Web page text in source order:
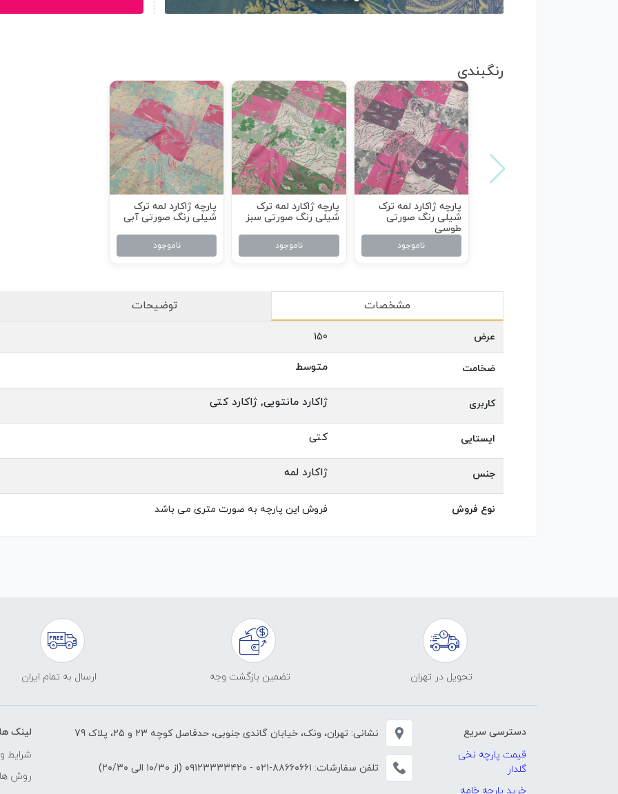
رنگبندی
پارچه ژاکارد لمه ترک
شیلی رنگ صورتی
طوسی
ناموجود
پارچه ژاکارد لمه ترک
شیلی رنگ صورتی سبز
ناموجود
پارچه ژاکارد لمه ترک
شیلی رنگ صورتی آبی
ناموجود
مشخصات توضیحات
عرض 150
ضخامت متوسط
کاربری ژاکارد مانتویی, ژاکارد کتی
ایستایی کتی
جنس ژاکارد لمه
نوع فروش فروش این پارچه به صورت متری می باشد
تحویل در تهران تضمین بازگشت وجه ارسال به تمام ایران
دسترسی سریع
قیمت پارچه نخی
گلدار
خرید پارچه خامه
نشانی: تهران، ونک، خیابان گاندی جنوبی، حدفاصل کوچه 23 و 25، پلاک 79
تلفن سفارشات: ۸۸۶۶۰۶۶۱-۰۲۱ - ۰۹۱۲۳۳۳۳۴۲۰ (از ۱۰/۳۰ الی ۲۰/۳۰)
لینک ها
شرایط
روش